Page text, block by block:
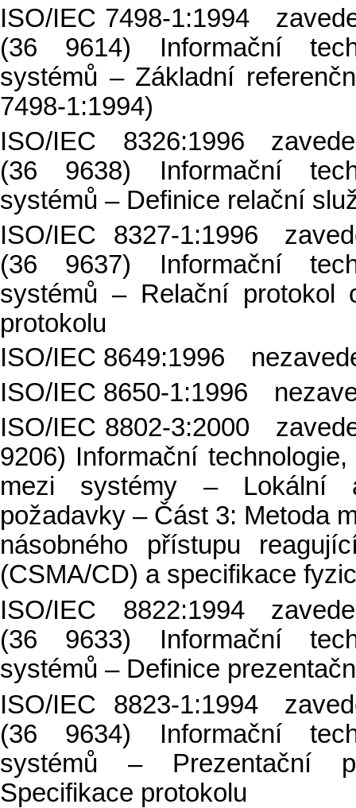
ISO/IEC 7498-1:1994
(36 9614) Informační
systémů – Základní
7498-1:1994)
ISO/IEC 8326:1996
(36 9638) Informační
systémů – Definice relační
ISO/IEC 8327-1:1996
(36 9637) Informační
systémů – Relační protokol
protokolu
ISO/IEC 8649:1996
ISO/IEC 8650-1:1996
ISO/IEC 8802-3:2000
9206) Informační
mezi systémy – Lokální
požadavky – Část 3: Metoda
násobného přístupu
(CSMA/CD) a specifikace
ISO/IEC 8822:1994
(36 9633) Informační
systémů – Definice
ISO/IEC 8823-1:1994
(36 9634) Informační
systémů – Prezentační
Specifikace protokolu